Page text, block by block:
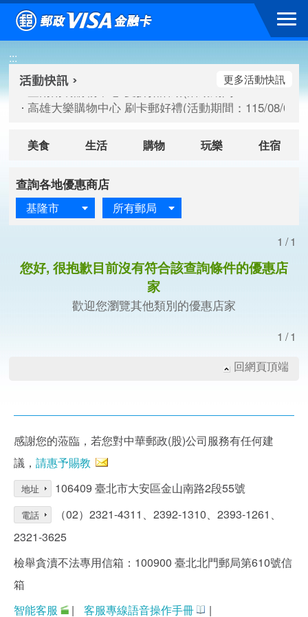
跳到主要內容區塊
:::
臺南南紡購物中心 夏折扣活動(活動期間：115/08/10-
新竹遠東巨城購物中心 2026巨城年中慶夏日BIG好刷(
臺南南紡購物中心 夏折扣活動(活動期間：115/08/10-
高雄大樂購物中心 刷卡郵好禮(活動期間：115/08/07-
更多活動快訊
美食 生活 購物 玩樂 住宿
查詢各地優惠商店
基隆市 所有郵局
1/1
您好, 很抱歉目前沒有符合該查詢條件的優惠店
家
歡迎您瀏覽其他類別的優惠店家
1/1
回網頁頂端
感謝您的蒞臨，若您對中華郵政(股)公司服務有任何建
議， 請惠予賜教
地址 106409 臺北市大安區金山南路2段55號
電話
（02）2321-4311、2392-1310、2393-1261、
2321-3625
檢舉貪瀆不法專用信箱：100900 臺北北門郵局第610號信
箱
智能客服
| 客服專線語音操作手冊 |